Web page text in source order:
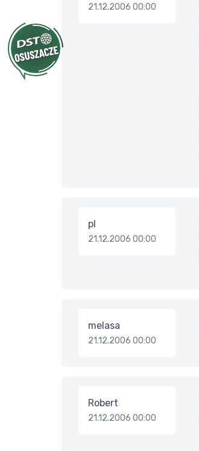
21.12.2006 00:00
pl
21.12.2006 00:00
melasa
21.12.2006 00:00
Robert
21.12.2006 00:00